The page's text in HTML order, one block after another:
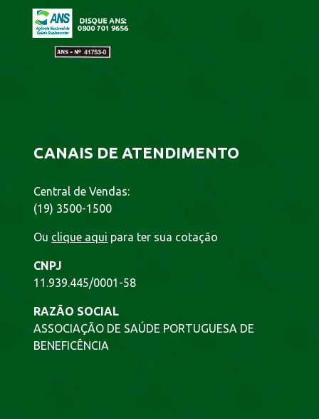
CANAIS DE ATENDIMENTO
Central de Vendas:
(19) 3500-1500
Ou clique aqui para ter sua cotação
CNPJ
11.939.445/0001-58
RAZÃO SOCIAL
ASSOCIAÇÃO DE SAÚDE PORTUGUESA DE
BENEFICÊNCIA